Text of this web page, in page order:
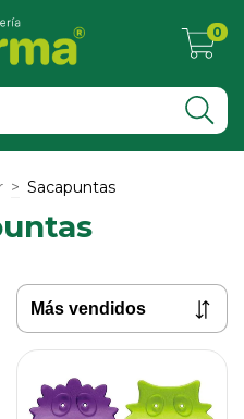
0
> Sacapuntas